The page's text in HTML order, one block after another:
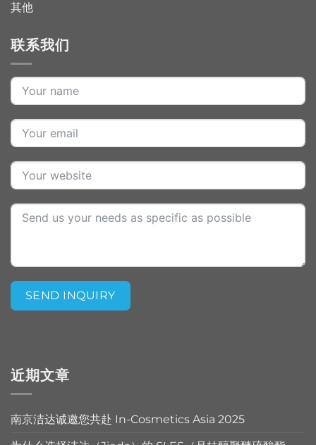
其他
联系我们
SEND INQUIRY
近期文章
南京洁达诚邀您共赴 In-Cosmetics Asia 2025